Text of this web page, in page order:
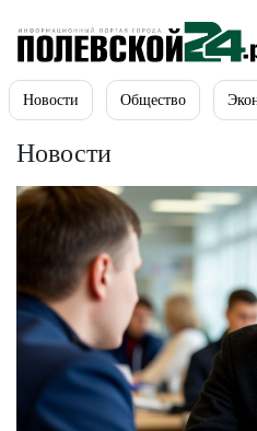
Новости Общество
Новости